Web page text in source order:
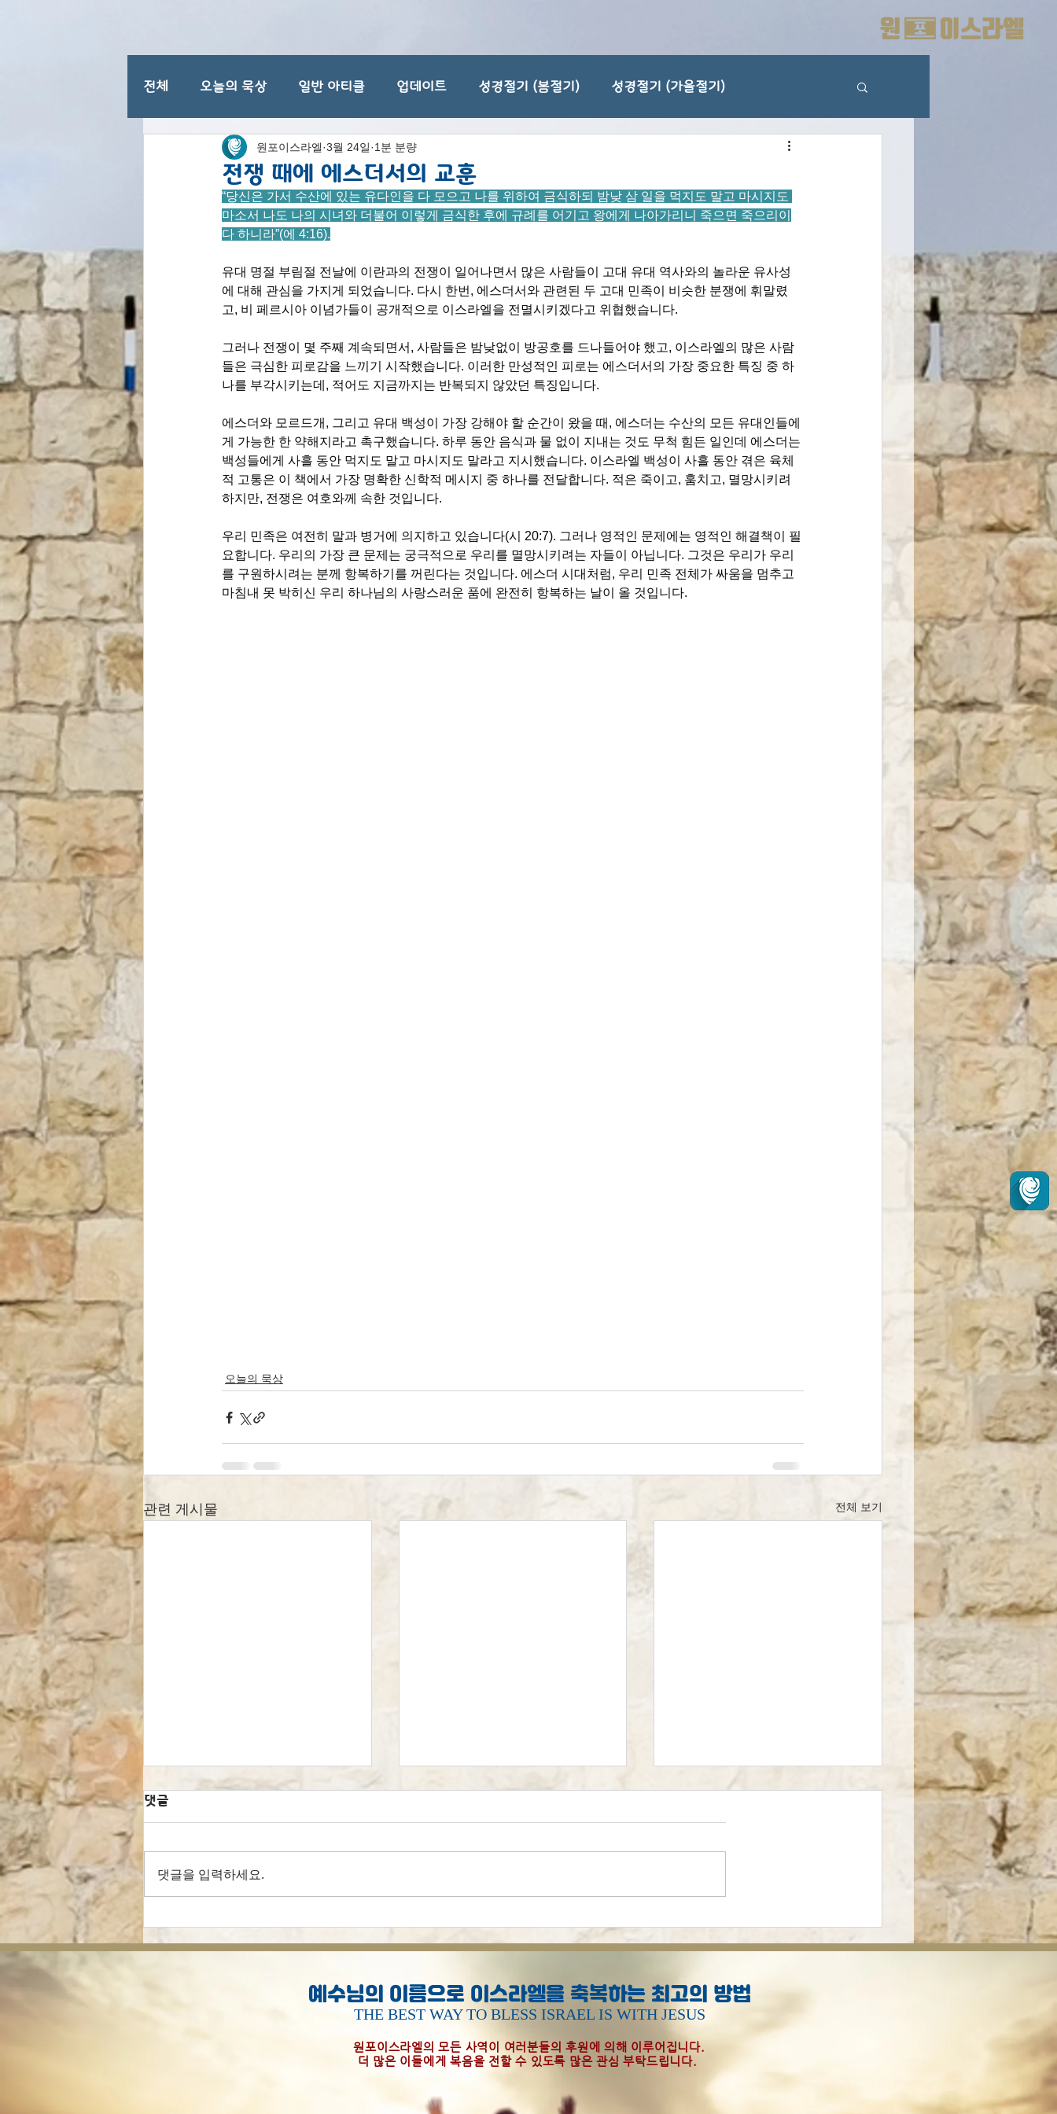
전체 오늘의 묵상 일반 아티클 업데이트 성경절기 (봄절기) 성경절기 (가을절기)
이스라엘 일반 명절
전쟁 때에 에스더서의 교훈
원포이스라엘 3월 24일 1분 분량
“당신은 가서 수산에 있는 유다인을 다 모으고 나를 위하여 금식하되 밤낮 삼 일을 먹지도 말고 마시지도
마소서 나도 나의 시녀와 더불어 이렇게 금식한 후에 규례를 어기고 왕에게 나아가리니 죽으면 죽으리이
다 하니라”(에 4:16).
유대 명절 부림절 전날에 이란과의 전쟁이 일어나면서 많은 사람들이 고대 유대 역사와의 놀라운 유사성
에 대해 관심을 가지게 되었습니다. 다시 한번, 에스더서와 관련된 두 고대 민족이 비슷한 분쟁에 휘말렸
고, 비 페르시아 이념가들이 공개적으로 이스라엘을 전멸시키겠다고 위협했습니다.
그러나 전쟁이 몇 주째 계속되면서, 사람들은 밤낮없이 방공호를 드나들어야 했고, 이스라엘의 많은 사람
들은 극심한 피로감을 느끼기 시작했습니다. 이러한 만성적인 피로는 에스더서의 가장 중요한 특징 중 하
나를 부각시키는데, 적어도 지금까지는 반복되지 않았던 특징입니다.
에스더와 모르드개, 그리고 유대 백성이 가장 강해야 할 순간이 왔을 때, 에스더는 수산의 모든 유대인들에
게 가능한 한 약해지라고 촉구했습니다. 하루 동안 음식과 물 없이 지내는 것도 무척 힘든 일인데 에스더는
백성들에게 사흘 동안 먹지도 말고 마시지도 말라고 지시했습니다. 이스라엘 백성이 사흘 동안 겪은 육체
적 고통은 이 책에서 가장 명확한 신학적 메시지 중 하나를 전달합니다. 적은 죽이고, 훔치고, 멸망시키려
하지만, 전쟁은 여호와께 속한 것입니다.
우리 민족은 여전히 ​​말과 병거에 의지하고 있습니다(시 20:7). 그러나 영적인 문제에는 영적인 해결책이 필
요합니다. 우리의 가장 큰 문제는 궁극적으로 우리를 멸망시키려는 자들이 아닙니다. 그것은 우리가 우리
를 구원하시려는 분께 항복하기를 꺼린다는 것입니다. 에스더 시대처럼, 우리 민족 전체가 싸움을 멈추고
마침내 못 박히신 우리 하나님의 사랑스러운 품에 완전히 항복하는 날이 올 것입니다.
오늘의 묵상
관련 게시물 전체 보기
[오늘의 묵상] 선행으로 구원
받으셨나요?
[오늘의 묵상] 하나님은 걱정
하지 않으십니다
댓글
댓글을 입력하세요.
예수님의 이름으로 이스라엘을 축복하는 최고의 방법
THE BEST WAY TO BLESS ISRAEL IS WITH JESUS
원포이스라엘의 모든 사역이 여러분들의 후원에 의해 이루어집니다.
더 많은 이들에게 복음을 전할 수 있도록 많은 관심 부탁드립니다.